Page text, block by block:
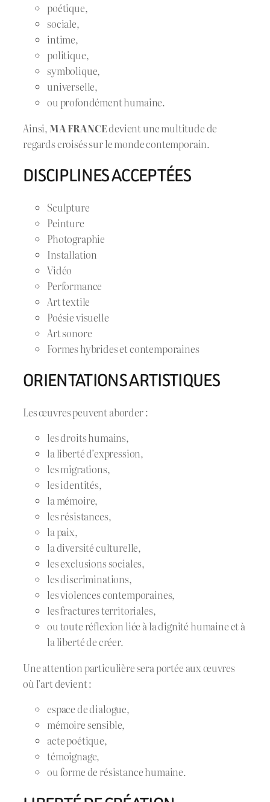
poétique,
sociale,
intime,
politique,
symbolique,
universelle,
ou profondément humaine.
Ainsi, MA FRANCEdevient une multitude de
regards croisés sur le monde contemporain.
DISCIPLINES ACCEPTÉES
Sculpture
Peinture
Photographie
Installation
Vidéo
Performance
Art textile
Poésie visuelle
Art sonore
Formes hybrides et contemporaines
ORIENTATIONS ARTISTIQUES
Les œuvres peuvent aborder :
les droits humains,
la liberté d’expression,
les migrations,
les identités,
la mémoire,
les résistances,
la paix,
la diversité culturelle,
les exclusions sociales,
les discriminations,
les violences contemporaines,
les fractures territoriales,
ou toute réflexion liée à la dignité humaine et à
la liberté de créer.
Une attention particulière sera portée aux œuvres
où l’art devient :
espace de dialogue,
mémoire sensible,
acte poétique,
témoignage,
ou forme de résistance humaine.